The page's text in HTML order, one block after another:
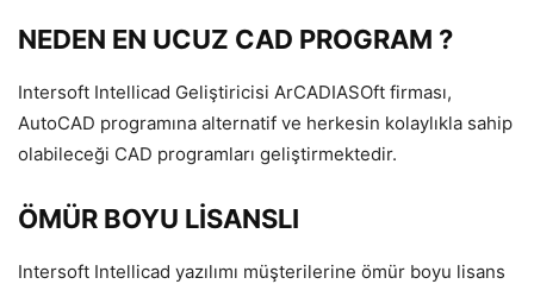
NEDEN EN UCUZ CAD PROGRAM ?
Intersoft Intellicad Geliştiricisi ArCADIASOft firması,
AutoCAD programına alternatif ve herkesin kolaylıkla sahip
olabileceği CAD programları geliştirmektedir.
ÖMÜR BOYU LİSANSLI
Intersoft Intellicad yazılımı müşterilerine ömür boyu lisans